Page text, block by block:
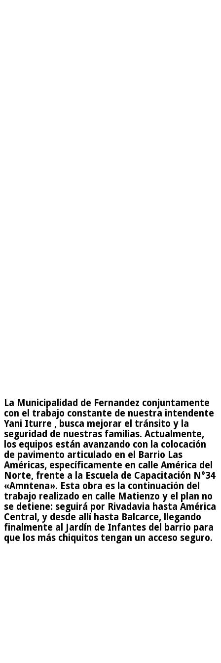
La Municipalidad de Fernandez conjuntamente
con el trabajo constante de nuestra intendente
Yani Iturre , busca mejorar el tránsito y la
seguridad de nuestras familias. Actualmente,
los equipos están avanzando con la colocación
de pavimento articulado en el Barrio Las
Américas, específicamente en calle América del
Norte, frente a la Escuela de Capacitación N°34
«Amntena». Esta obra es la continuación del
trabajo realizado en calle Matienzo y el plan no
se detiene: seguirá por Rivadavia hasta América
Central, y desde allí hasta Balcarce, llegando
finalmente al Jardín de Infantes del barrio para
que los más chiquitos tengan un acceso seguro.